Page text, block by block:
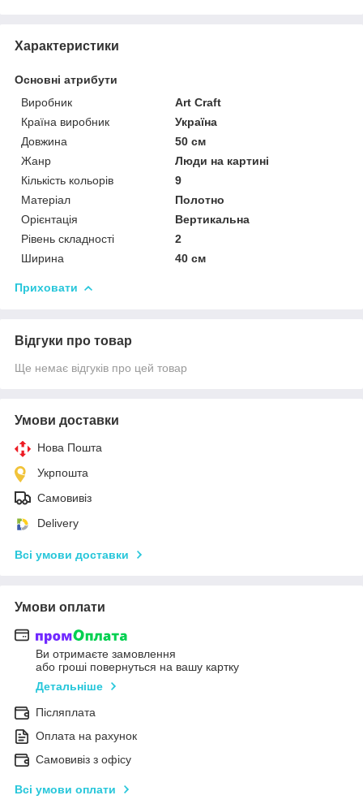
Характеристики
Основні атрибути
Виробник
Art Craft
Країна виробник
Україна
Довжина
50 см
Жанр
Люди на картині
Кількість кольорів
9
Матеріал
Полотно
Орієнтація
Вертикальна
Рівень складності
2
Ширина
40 см
Приховати
Відгуки про товар
Ще немає відгуків про цей товар
Умови доставки
Нова Пошта
Укрпошта
Самовивіз
Delivery
Всі умови доставки
Умови оплати
Ви отримаєте замовлення
або гроші повернуться на вашу картку
Детальніше
Післяплата
Оплата на рахунок
Самовивіз з офісу
Всі умови оплати